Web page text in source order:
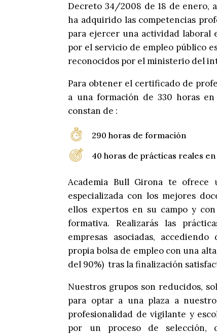
Decreto 34/2008 de 18 de enero,
ha adquirido las competencias
para ejercer una actividad laboral
por el servicio de empleo público
reconocidos por el ministerio del
Para obtener el certificado de
a una formación de 330 horas
constan de :
290 horas de formación
40 horas de prácticas reales
Academia Bull Girona te ofrece
especializada con los mejores
ellos expertos en su campo y
formativa. Realizarás las
empresas asociadas,
propia bolsa de empleo con una
del 90%) tras la finalización
Nuestros grupos son reducidos,
para optar a una plaza a
profesionalidad de vigilante y
por un proceso de selección,